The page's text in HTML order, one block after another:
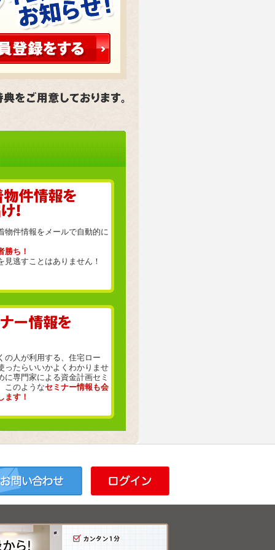
物件情報をメールで自動的に
勝ち！
見逃すことはありません！
の人が利用する、住宅ロー
ったらいいかよくわかりませ
に専門家による資金計画セミ
このようなセミナー情報も会
ます！